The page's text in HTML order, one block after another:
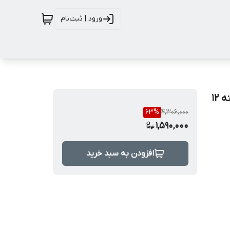
ورود | ثبت‌نام
ماساژور تفنگی مدل LM130 گیربکس هوشمند شش سرعته ۱۲
4,306,000
63%
1,590,000
افزودن به سبد خرید